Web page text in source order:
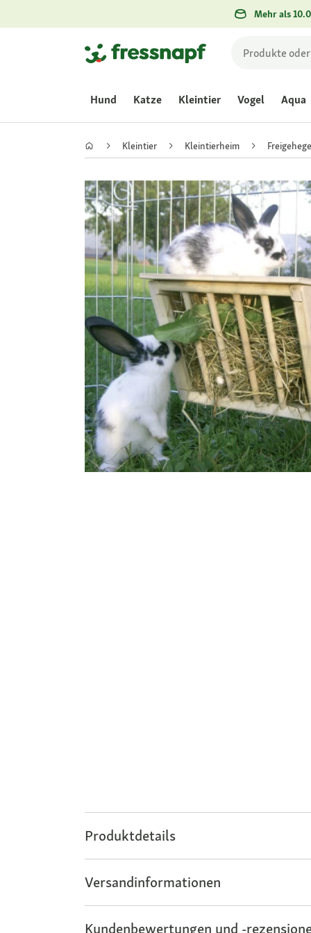
Mehr als
Hund Katze Kleintier Vogel Aqua
Kleintier Kleintierheim Freigehege
Produktdetails
Versandinformationen
Kundenbewertungen und -